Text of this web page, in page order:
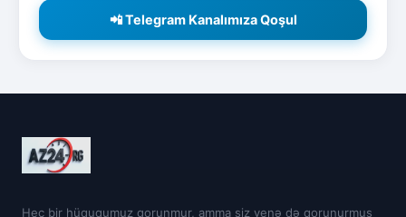
📲 Telegram Kanalımıza Qoşul
Heç bir hüququmuz qorunmur, amma siz yenə də qorunurmuş